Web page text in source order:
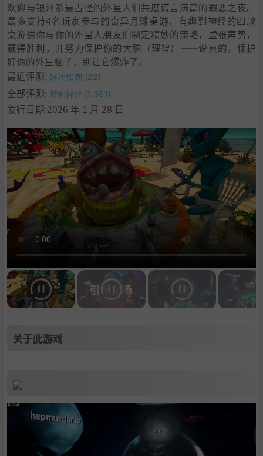
欢迎与银河系最古怪的外星人们共度谎言满篇的罪恶之夜。
最多支持4名玩家参与的奇异月球桌游，有趣到神经的四款
桌游供你与你的外星人朋友们制定精妙的策略，虚张声势，
赢得胜利，并努力保护你的大脑（理智）——说真的，保护
好你的外星脑子，别让它爆炸了。
最近评测: 好评如潮 (22)
全部评测: 特别好评 (1,361)
发行日期:2026 年 1 月 28 日
关于此游戏